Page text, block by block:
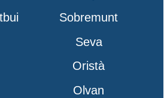
Sobremunt
Seva
Oristà
Olvan